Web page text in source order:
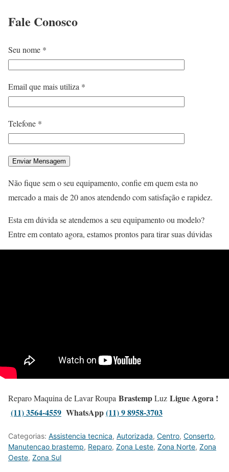
Fale Conosco
Seu nome *
Email que mais utiliza *
Telefone *
Não fique sem o seu equipamento, confie em quem esta no
mercado a mais de 20 anos atendendo com satisfação e rapidez.
Esta em dúvida se atendemos a seu equipamento ou modelo?
Entre em contato agora, estamos prontos para tirar suas dúvidas
Reparo Maquina de Lavar Roupa BrastempLuz Ligue Agora !
(11) 3564-4559 WhatsApp(11) 9 8958-3703
Categorias: Assistencia tecnica, Autorizada, Centro, Conserto,
Manutencao brastemp, Reparo, Zona Leste, Zona Norte, Zona
Oeste, Zona Sul